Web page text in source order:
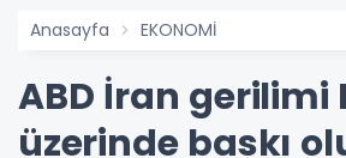
Anasayfa EKONOMİ
ABD İran gerilimi
üzerinde baskı